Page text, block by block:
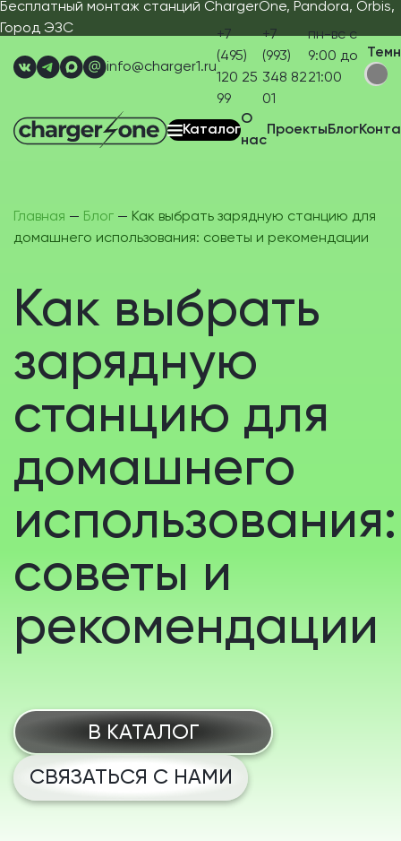
Бесплатный монтаж станций ChargerOne, Pandora, Orbis,
Город ЭЗС
info@charger1.ru
+7
(495)
120 25
99
+7
(993)
348 82
01
пн-вс с
9:00 до
21:00
Каталог
О
нас
ПроектыБлог
Главная — Блог — Как выбрать зарядную станцию для
домашнего использования: советы и рекомендации
Как выбрать
зарядную
станцию для
домашнего
использования:
советы и
рекомендации
В КАТАЛОГ
СВЯЗАТЬСЯ С НАМИ